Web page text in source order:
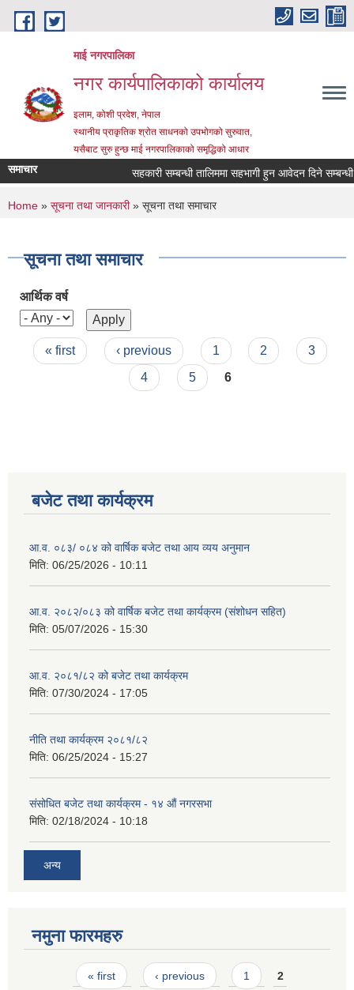
Skip to main content
माई नगरपालिका
नगर कार्यपालिकाको कार्यालय
इलाम, कोशी प्रदेश, नेपाल
स्थानीय प्राकृतिक श्रोत साधनको उपभोगको सुरुवात,
यसैबाट सुरु हुन्छ माई नगरपालिकाको समृद्धिको आधार
समाचार सहकारी सम्बन्धी तालिममा सहभागी हुन आवेदन दिने सम्बन्धी
You are here
Home » सूचना तथा जानकारी» सूचना तथा समाचार
सूचना तथा समाचार
आर्थिक वर्ष
Pages
« first ‹ previous 1 2
3
4
5 6
बजेट तथा कार्यक्रम
आ.व. ०८३/ ०८४ को वार्षिक बजेट तथा आय व्यय अनुमान
मिति: 06/25/2026 - 10:11
आ.व. २०८२/०८३ को वार्षिक बजेट तथा कार्यक्रम (संशोधन सहित)
मिति: 05/07/2026 - 15:30
आ.व. २०८१/८२ को बजेट तथा कार्यक्रम
मिति: 07/30/2024 - 17:05
नीति तथा कार्यक्रम २०८१/८२
मिति: 06/25/2024 - 15:27
संसोधित बजेट तथा कार्यक्रम - १४ औं नगरसभा
मिति: 02/18/2024 - 10:18
अन्य
नमुना फारमहरु
Pages« first ‹ previous 1 2